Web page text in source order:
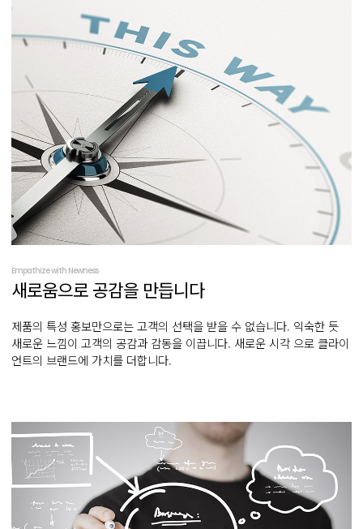
Empathize with Newness
새로움으로공감을 만듭니다
제품의 특성 홍보만으로는 고객의 선택을 받을 수 없습니다. 익숙한 듯
새로운 느낌이 고객의 공감과 감동을 이끕니다. 새로운 시각 으로 클라이
언트의 브랜드에 가치를 더합니다.